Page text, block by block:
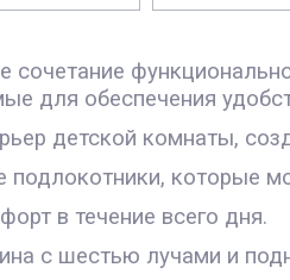
сочетание
для обеспечения
детской комнаты,
которые
в течение всего дня.
с шестью лучами и